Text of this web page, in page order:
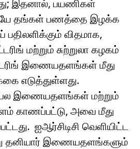
இதனால், பயணிகள்
தங்கள் பணத்தை இழக்க
பதிலளிக்கும் விதமாக,
மற்றும் சுற்றுலா கழகம்
இணையதளங்கள் மீது
எடுத்துள்ளது.
பல இணையதளங்கள் மற்றும்
காணப்பட்டு, அவை மீது
ஐஆர்சிடிசி வெளியிட்ட
தனியார் இணையதளங்களும்